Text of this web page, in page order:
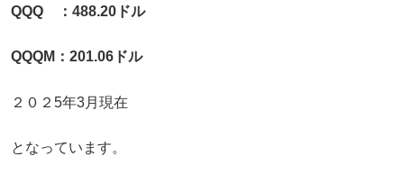
QQQ ：488.20ドル
QQQM：201.06ドル
２０２5年3月現在
となっています。